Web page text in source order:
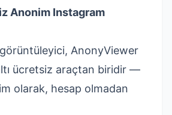
Anonim Instagram
AnonyViewer
ücretsiz araçtan biridir —
olarak, hesap olmadan